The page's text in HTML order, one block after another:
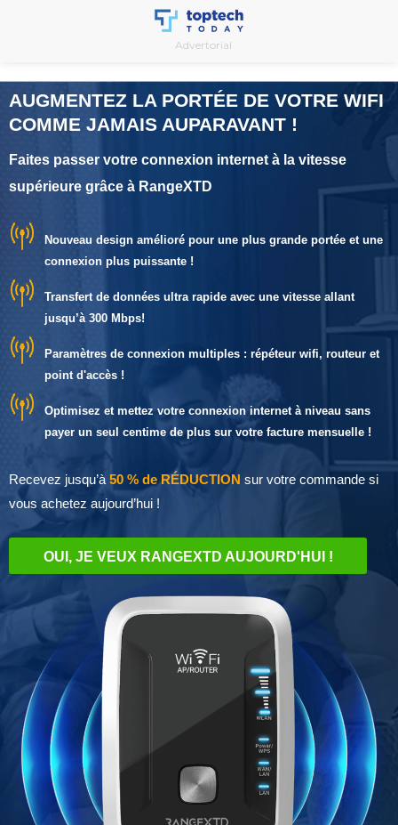
Advertorial
AUGMENTEZ LA PORTÉE DE VOTRE WIFI
COMME JAMAIS AUPARAVANT !
Faites passer votre connexion internet à la vitesse
supérieure grâce à RangeXTD
Nouveau design amélioré pour une plus grande portée et une
connexion plus puissante !
Transfert de données ultra rapide avec une vitesse allant
jusqu’à 300 Mbps!
Paramètres de connexion multiples : répéteur wifi, routeur et
point d'accès !
Optimisez et mettez votre connexion internet à niveau sans
payer un seul centime de plus sur votre facture mensuelle !
Recevez jusqu’à50 % de RÉDUCTION sur votre commande si
vous achetez aujourd’hui !
OUI, JE VEUX RANGEXTD AUJOURD'HUI !